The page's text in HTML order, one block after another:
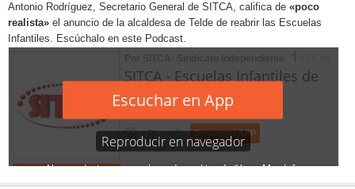
Antonio Rodríguez, Secretario General de SITCA, califica de «poco
realista» el anuncio de la alcaldesa de Telde de reabrir las Escuelas
Infantiles. Escúchalo en este Podcast.